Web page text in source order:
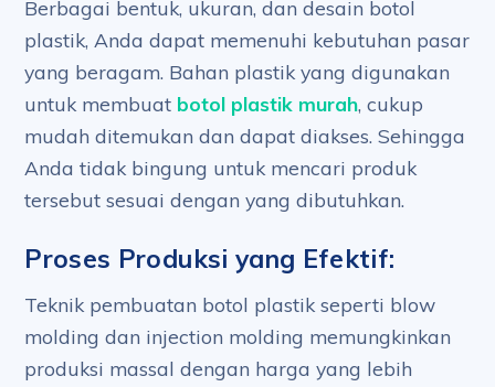
Berbagai bentuk, ukuran, dan desain botol
plastik, Anda dapat memenuhi kebutuhan pasar
yang beragam. Bahan plastik yang digunakan
untuk membuat botol plastik murah, cukup
mudah ditemukan dan dapat diakses. Sehingga
Anda tidak bingung untuk mencari produk
tersebut sesuai dengan yang dibutuhkan.
Proses Produksi yang Efektif:
Teknik pembuatan botol plastik seperti blow
molding dan injection molding memungkinkan
produksi massal dengan harga yang lebih